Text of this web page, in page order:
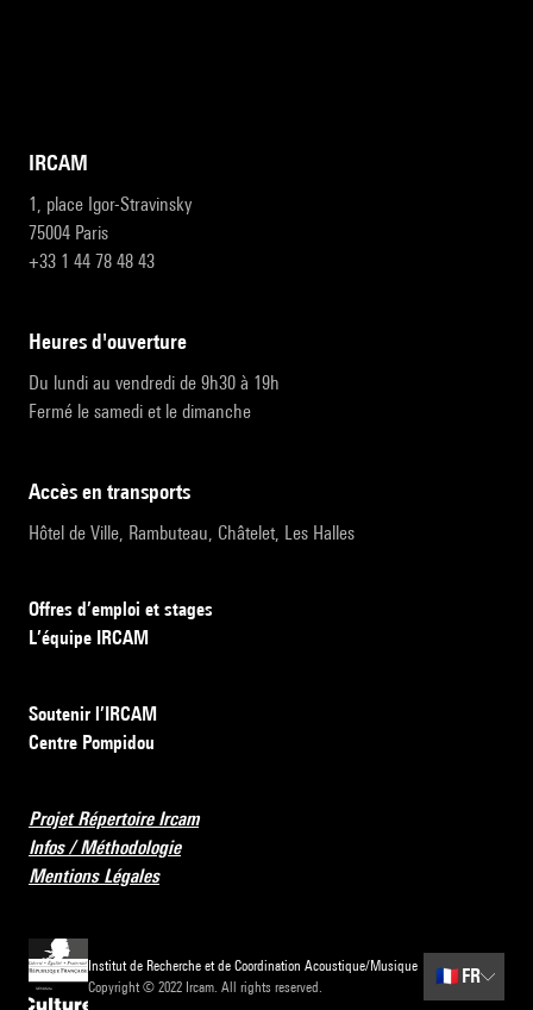
IRCAM
1, place Igor-Stravinsky
75004 Paris
+33 1 44 78 48 43
heures d'ouverture
Du lundi au vendredi de 9h30 à 19h
Fermé le samedi et le dimanche
accès en transports
Hôtel de Ville, Rambuteau, Châtelet, Les Halles
Offres d’emploi et stages
L’équipe IRCAM
Soutenir l’IRCAM
Centre Pompidou
Projet Répertoire Ircam
Infos / Méthodologie
Mentions Légales
Institut de Recherche et de Coordination Acoustique/Musique
Copyright © 2022 Ircam. All rights reserved.
🇫🇷 FR